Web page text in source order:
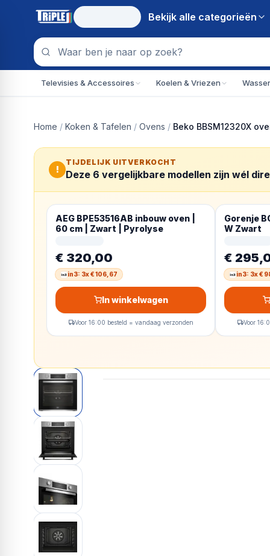
Bekijk alle categorieën
Televisies & Accessoires Koelen & Vriezen
Home / Koken & Tafelen / Ovens / Beko BBSM12320X
!
TIJDELIJK UITVERKOCHT
Deze 6 vergelijkbare modellen zijn wél
AEG BPE53516AB inbouw oven |
60 cm | Zwart | Pyrolyse
€ 320,00
in3: 3x € 106,67
In winkelwagen
Voor 16:00 besteld = vandaag verzonden
Gorenje
W Zwart
€
in3: 3x €
Voor